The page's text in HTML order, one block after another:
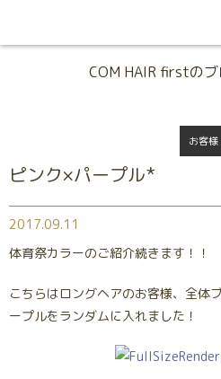
COM HAIR firstの
お客様
ピンク×パープル*
2017.09.11
体育祭カラーのご紹介続きます！！
こちらはロングヘアのお客様、全体
ープルをランダムに入れました！